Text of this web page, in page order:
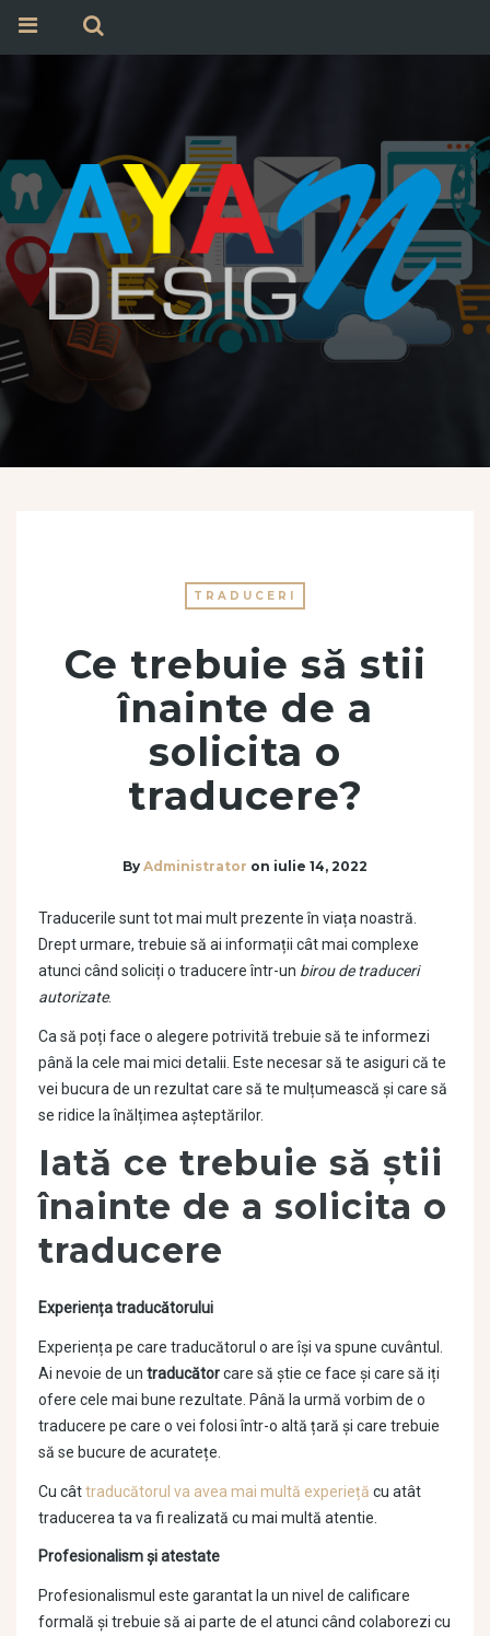
TRADUCERI
Ce trebuie să stii
înainte de a
solicita o
traducere?
By Administrator on iulie 14, 2022
Traducerile sunt tot mai mult prezente în viața noastră.
Drept urmare, trebuie să ai informații cât mai complexe
atunci când soliciți o traducere într-un birou de traduceri
autorizate.
Ca să poți face o alegere potrivită trebuie să te informezi
până la cele mai mici detalii. Este necesar să te asiguri că te
vei bucura de un rezultat care să te mulțumească și care să
se ridice la înălțimea așteptărilor.
Iată ce trebuie să știi
înainte de a solicita o
traducere
Experiența traducătorului
Experiența pe care traducătorul o are își va spune cuvântul.
Ai nevoie de un traducătorcare să știe ce face și care să iți
ofere cele mai bune rezultate. Până la urmă vorbim de o
traducere pe care o vei folosi într-o altă țară și care trebuie
să se bucure de acuratețe.
Cu câttraducătorul va avea mai multă experieță cu atât
traducerea ta va fi realizată cu mai multă atentie.
Profesionalism și atestate
Profesionalismul este garantat la un nivel de calificare
formală și trebuie să ai parte de el atunci când colaborezi cu